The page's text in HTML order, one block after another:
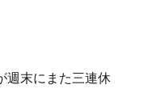
週末にまた三連休